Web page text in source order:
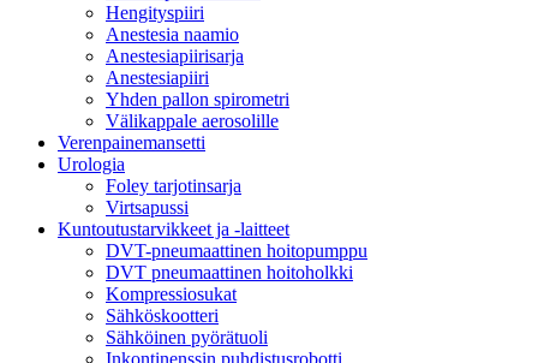
Hengityspiiri
Anestesia naamio
Anestesiapiirisarja
Anestesiapiiri
Yhden pallon spirometri
Välikappale aerosolille
Verenpainemansetti
Urologia
Foley tarjotinsarja
Virtsapussi
Kuntoutustarvikkeet ja -laitteet
DVT-pneumaattinen hoitopumppu
DVT pneumaattinen hoitoholkki
Kompressiosukat
Sähköskootteri
Sähköinen pyörätuoli
Inkontinenssin puhdistusrobotti